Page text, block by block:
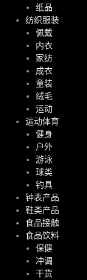
纸品
纺织服装
佩戴
内衣
家纺
成衣
童装
绒毛
运动
运动体育
健身
户外
游泳
球类
钓具
钟表产品
鞋类产品
食品接触
食品饮料
保健
冲调
干货